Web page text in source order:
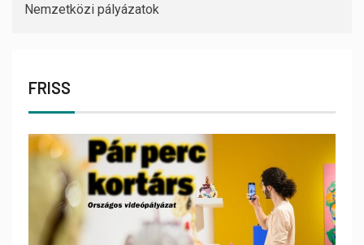
Nemzetközi pályázatok
FRISS